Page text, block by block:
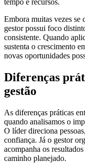
Embora muitas vezes se
gestor possui foco
consistente. Quando
sustenta o crescimento
novas oportunidades
Diferenças
gestão
As diferenças práticas
quando analisamos o
O líder direciona
confiança. Já o gestor
acompanha os
caminho planejado.